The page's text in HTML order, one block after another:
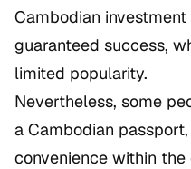
Cambodian
guaranteed success,
limited popularity.
Nevertheless, some
a Cambodian
convenience within